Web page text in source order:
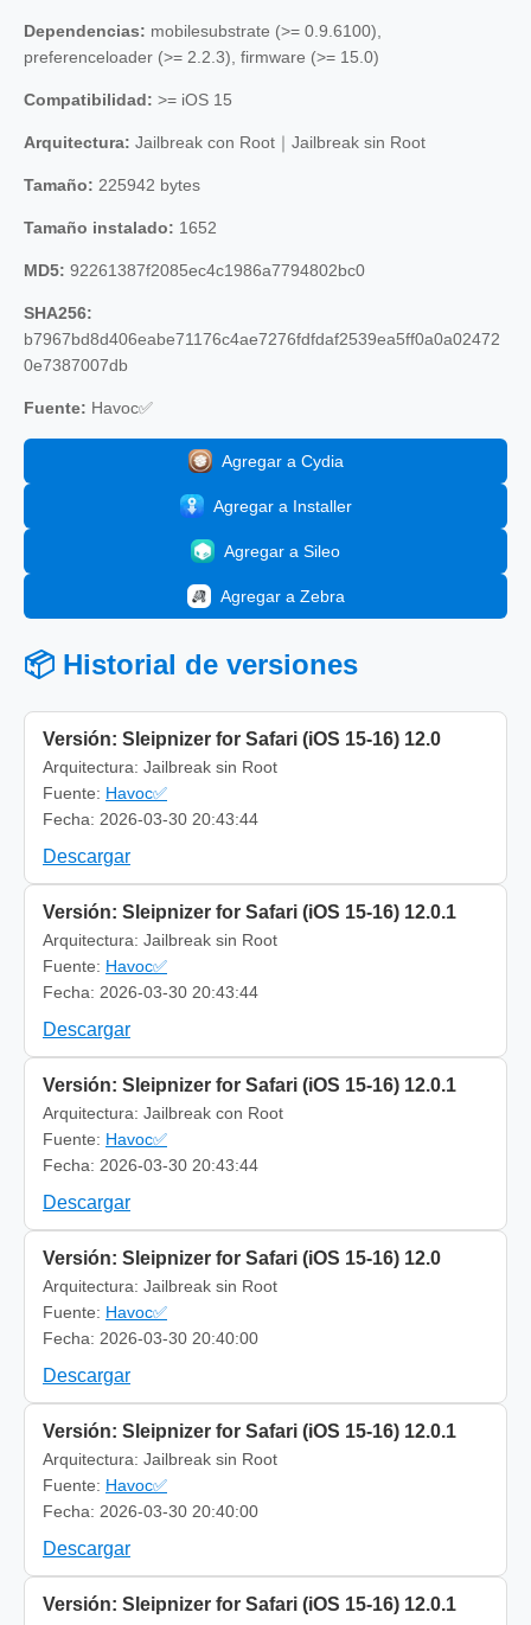
Dependencias: mobilesubstrate (>= 0.9.6100),
preferenceloader (>= 2.2.3), firmware (>= 15.0)
Compatibilidad: >= iOS 15
Arquitectura: Jailbreak con Root｜Jailbreak sin Root
Tamaño: 225942 bytes
Tamaño instalado: 1652
MD5: 92261387f2085ec4c1986a7794802bc0
SHA256:
b7967bd8d406eabe71176c4ae7276fdfdaf2539ea5ff0a0a02472
0e7387007db
Fuente: Havoc✅
Agregar a Cydia
Agregar a Installer
Agregar a Sileo
Agregar a Zebra
📦 Historial de versiones
Versión: Sleipnizer for Safari (iOS 15-16) 12.0
Arquitectura: Jailbreak sin Root
Fuente: Havoc✅
Fecha: 2026-03-30 20:43:44
Descargar
Versión: Sleipnizer for Safari (iOS 15-16) 12.0.1
Arquitectura: Jailbreak sin Root
Fuente: Havoc✅
Fecha: 2026-03-30 20:43:44
Descargar
Versión: Sleipnizer for Safari (iOS 15-16) 12.0.1
Arquitectura: Jailbreak con Root
Fuente: Havoc✅
Fecha: 2026-03-30 20:43:44
Descargar
Versión: Sleipnizer for Safari (iOS 15-16) 12.0
Arquitectura: Jailbreak sin Root
Fuente: Havoc✅
Fecha: 2026-03-30 20:40:00
Descargar
Versión: Sleipnizer for Safari (iOS 15-16) 12.0.1
Arquitectura: Jailbreak sin Root
Fuente: Havoc✅
Fecha: 2026-03-30 20:40:00
Descargar
Versión: Sleipnizer for Safari (iOS 15-16) 12.0.1